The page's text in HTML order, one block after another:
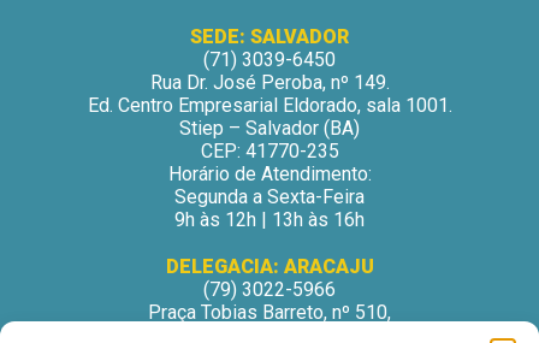
SEDE: SALVADOR
(71) 3039-6450
Rua Dr. José Peroba, nº 149.
Ed. Centro Empresarial Eldorado, sala 1001.
Stiep – Salvador (BA)
CEP: 41770-235
Horário de Atendimento:
Segunda a Sexta-Feira
9h às 12h | 13h às 16h
DELEGACIA: ARACAJU
(79) 3022-5966
Praça Tobias Barreto, nº 510,